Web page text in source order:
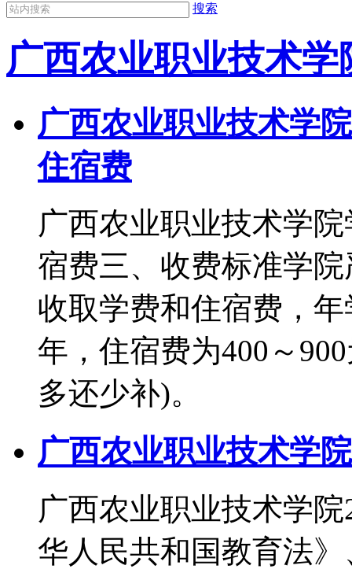
搜索
广西农业职业技术学
广西农业职业技术学
住宿费
广西农业职业技术学
宿费三、收费标准学
收取学费和住宿费，
年，住宿费为400～
多还少补)。
广西农业职业技术学
广西农业职业技术学
华人民共和国教育法